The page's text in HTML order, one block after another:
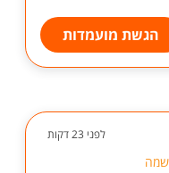
הגשת מועמדות
לפני 23 דקות